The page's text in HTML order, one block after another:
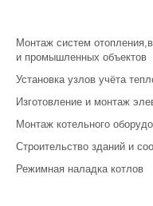
Монтаж систем
и промышленных объектов
Установка узлов учёта
Изготовление и монтаж
Монтаж котельного
Строительство зданий и
Режимная наладка котлов